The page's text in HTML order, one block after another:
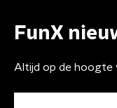
FunX
Altijd op de hoogte